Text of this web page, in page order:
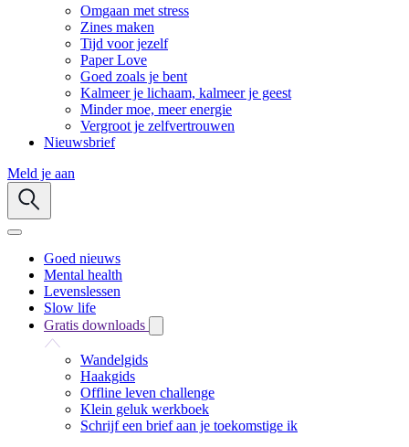
Omgaan met stress
Zines maken
Tijd voor jezelf
Paper Love
Goed zoals je bent
Kalmeer je lichaam, kalmeer je geest
Minder moe, meer energie
Vergroot je zelfvertrouwen
Nieuwsbrief
Meld je aan
Goed nieuws
Mental health
Levenslessen
Slow life
Gratis downloads
Wandelgids
Haakgids
Offline leven challenge
Klein geluk werkboek
Schrijf een brief aan je toekomstige ik